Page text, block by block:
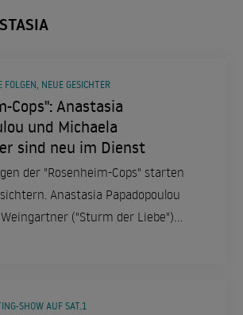
FOLGEN, NEUE GESICHTER
Cops": Anastasia
und Michaela
sind neu im Dienst
der "Rosenheim-Cops" starten
Anastasia Papadopoulou
("Sturm der Liebe")
in der beliebten
SHOW AUF SAT.1